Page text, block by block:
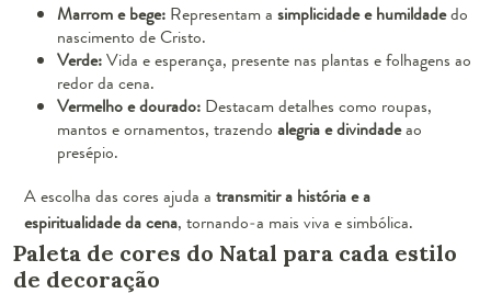
Marrom e bege: Representam a simplicidade e humildadedo
nascimento de Cristo.
Verde:Vida e esperança, presente nas plantas e folhagens ao
redor da cena.
Vermelho e dourado: Destacam detalhes como roupas,
mantos e ornamentos, trazendo alegria e divindadeao
presépio.
A escolha das cores ajuda a transmitir a história e a
espiritualidade da cena, tornando-a mais viva e simbólica.
Paleta de cores do Natal para cada estilo
de decoração